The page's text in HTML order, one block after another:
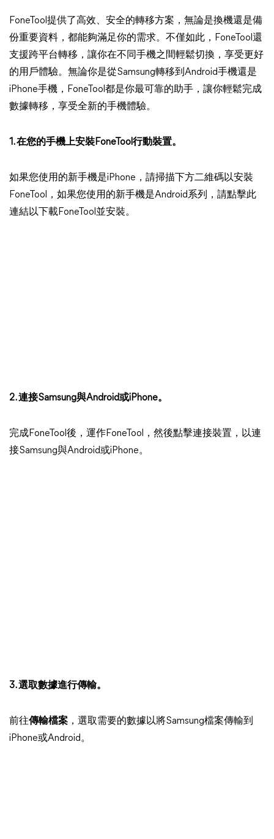
FoneTool提供了高效、安全的轉移方案，無論是換機還是備
份重要資料，都能夠滿足你的需求。不僅如此，FoneTool還
支援跨平台轉移，讓你在不同手機之間輕鬆切換，享受更好
的用戶體驗。無論你是從Samsung轉移到Android手機還是
iPhone手機，FoneTool都是你最可靠的助手，讓你輕鬆完成
數據轉移，享受全新的手機體驗。
1. 在您的手機上安裝FoneTool行動裝置。
如果您使用的新手機是iPhone，請掃描下方二維碼以安裝
FoneTool，如果您使用的新手機是Android系列，請點擊此
連結以下載FoneTool並安裝。
2. 連接Samsung與Android或iPhone。
完成FoneTool後，運作FoneTool，然後點擊連接裝置，以連
接Samsung與Android或iPhone。
3. 選取數據進行傳輸。
前往傳輸檔案 ，選取需要的數據以將Samsung檔案傳輸到
iPhone或Android。